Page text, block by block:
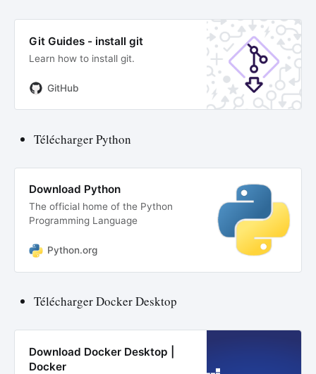
Git Guides - install git
Learn how to install git.
GitHub
Télécharger Python
Download Python
The official home of the Python
Programming Language
Python.org
Télécharger Docker Desktop
Download Docker Desktop |
Docker